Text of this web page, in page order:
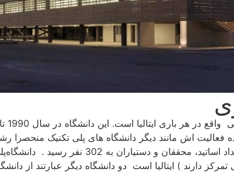
اش مانند دیگر دانشگاه های پلی تکنیک منحصرا
2017 حدود 10 هزار دانشجو در